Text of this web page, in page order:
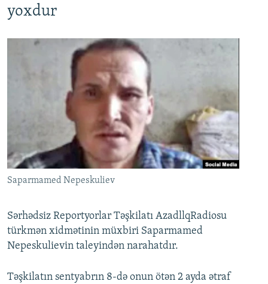
QANUNI DOĞRU
ARAŞDIRMA
KARIKATURA
AZƏRBAYCAN ƏDƏBIYYATI KITABXANASI
İSLAM VƏ DEMOKRATIYA
PEŞƏ ETIKASI VƏ JURNALISTIKA STANDARTLARIMIZ
BIZIMLƏ ƏLAQƏ
XƏBƏR BÜLLETENLƏRIMIZ
yoxdur
Saparmamed Nepeskuliev
Sərhədsiz Reportyorlar Təşkilatı AzadllqRadiosu
türkmən xidmətinin müxbiri Saparmamed
Nepeskulievin taleyindən narahatdır.
Təşkilatın sentyabrın 8-də onun ötən 2 ayda ətraf